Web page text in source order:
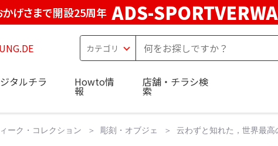
かげさまで開設25周年 ADS-
タルチラ Howto情
報
店舗・チラシ検
索
ーク・コレクション 彫刻・オブジェ 云わずと知れた，世界最